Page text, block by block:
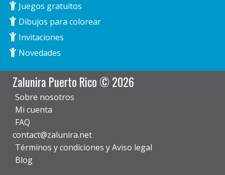
Juegos gratuitos
Dibujos para colorear
Invitaciones
Novedades
Zalunira Puerto Rico © 2026
Sobre nosotros
Mi cuenta
FAQ
contact@zalunira.net
Términos y condiciones y Aviso legal
Blog